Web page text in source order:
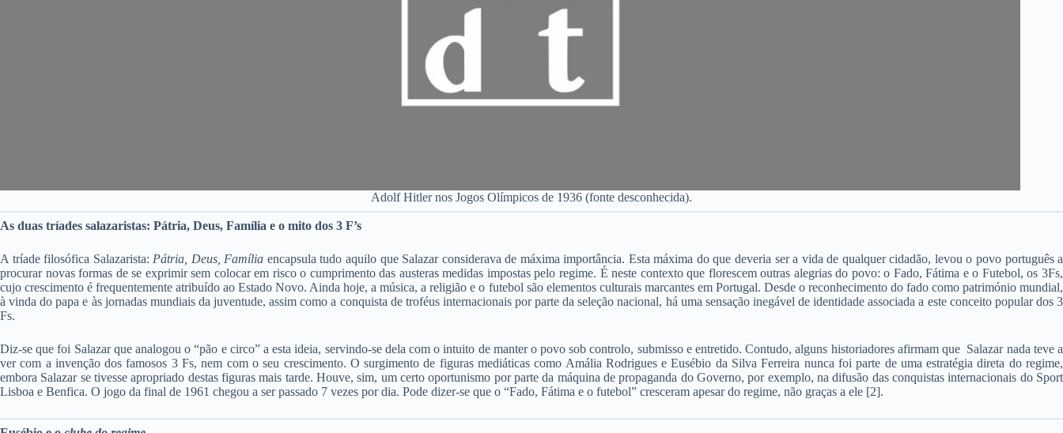
Adolf Hitler nos Jogos Olímpicos de 1936 (fonte desconhecida).
As duas tríades salazaristas: Pátria, Deus, Família e o mito dos 3 F’s
A tríade filosófica Salazarista: Pátria, Deus, Família encapsula tudo aquilo que Salazar considerava de máxima importância. Esta máxima do que deveria ser a vida de qualquer cidadão, levou o povo português a
procurar novas formas de se exprimir sem colocar em risco o cumprimento das austeras medidas impostas pelo regime. É neste contexto que florescem outras alegrias do povo: o Fado, Fátima e o Futebol, os 3Fs,
cujo crescimento é frequentemente atribuído ao Estado Novo. Ainda hoje, a música, a religião e o futebol são elementos culturais marcantes em Portugal. Desde o reconhecimento do fado como património mundial,
à vinda do papa e às jornadas mundiais da juventude, assim como a conquista de troféus internacionais por parte da seleção nacional, há uma sensação inegável de identidade associada a este conceito popular dos 3
Fs.
Diz-se que foi Salazar que analogou o “pão e circo” a esta ideia, servindo-se dela com o intuito de manter o povo sob controlo, submisso e entretido. Contudo, alguns historiadores afirmam que Salazar nada teve a
ver com a invenção dos famosos 3 Fs, nem com o seu crescimento. O surgimento de figuras mediáticas como Amália Rodrigues e Eusébio da Silva Ferreira nunca foi parte de uma estratégia direta do regime,
embora Salazar se tivesse apropriado destas figuras mais tarde. Houve, sim, um certo oportunismo por parte da máquina de propaganda do Governo, por exemplo, na difusão das conquistas internacionais do Sport
Lisboa e Benfica. O jogo da final de 1961 chegou a ser passado 7 vezes por dia. Pode dizer-se que o “Fado, Fátima e o futebol” cresceram apesar do regime, não graças a ele [2].